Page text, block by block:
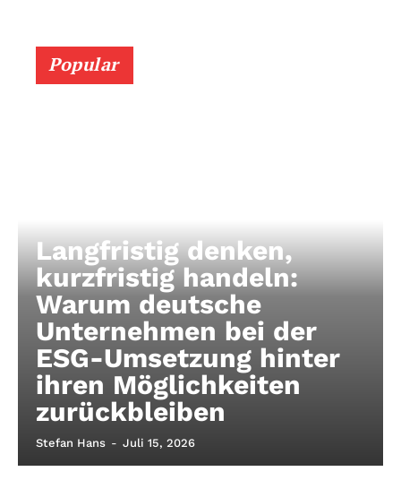
Popular
Langfristig denken,
kurzfristig handeln:
Warum deutsche
Unternehmen bei der
ESG-Umsetzung hinter
ihren Möglichkeiten
zurückbleiben
Stefan Hans - Juli 15, 2026